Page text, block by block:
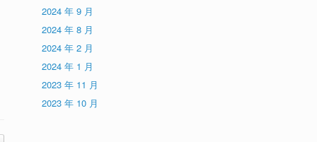
2024 年 9 月
2024 年 8 月
2024 年 2 月
2024 年 1 月
2023 年 11 月
2023 年 10 月